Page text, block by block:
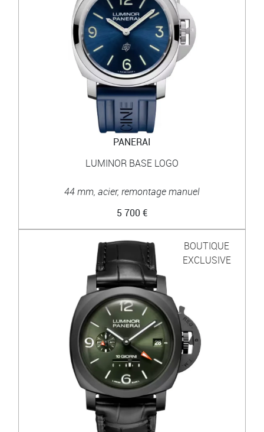
PANERAI
LUMINOR BASE LOGO
44 mm, acier, remontage manuel
5 700 €
BOUTIQUE
EXCLUSIVE